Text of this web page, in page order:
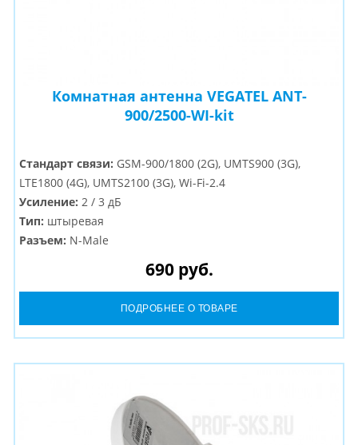
Комнатная антенна VEGATEL ANT-
900/2500-WI-kit
Стандарт связи: GSM-900/1800 (2G), UMTS900 (3G),
LTE1800 (4G), UMTS2100 (3G), Wi-Fi-2.4
Усиление: 2 / 3 дБ
Тип: штыревая
Разъем: N-Male
690 руб.
ПОДРОБНЕЕ О ТОВАРЕ